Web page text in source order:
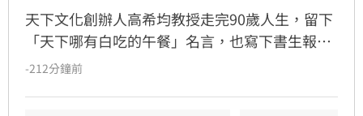
天下文化創辦人高希均教授走完90歲人生，留下
「天下哪有白吃的午餐」名言，也寫下書生報國
傳奇。13歲躲戰亂來台，一家七口擠在南港三坪
-212分鐘前